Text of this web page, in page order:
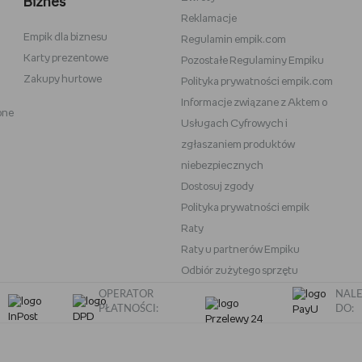
Victoria's Secret
Under Armour
Baby Bjorn
Oral-B iO
Play-Doh
Empik dla biznesu
Karty prezentowe
Zakupy hurtowe
Reklamacje
Regulamin empik.com
Pozostałe Regulaminy Empiku
Polityka prywatności empik.com
Informacje związane z Aktem o
Usługach Cyfrowych i
zgłaszaniem produktów
niebezpiecznych
Dostosuj zgody
Polityka prywatności empik
Raty
Raty u partnerów Empiku
Odbiór zużytego sprzętu
OPERATOR
PŁATNOŚCI:
DO: